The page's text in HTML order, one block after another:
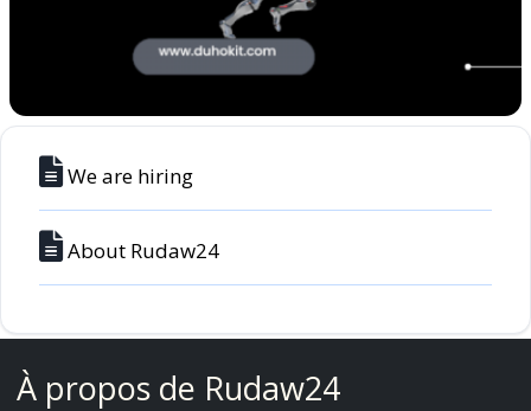
We are hiring
About Rudaw24
À propos de Rudaw24